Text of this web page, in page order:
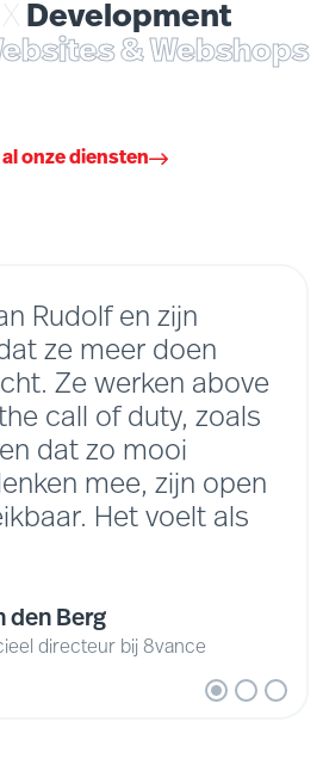
X Development
& Webshops
al onze diensten
Rudolf en zijn
ze meer doen
Ze werken above
call of duty, zoals
dat zo mooi
mee, zijn open
Het voelt als
den Berg
directeur bij 8vance